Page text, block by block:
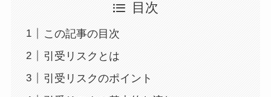
目次
この記事の目次
引受リスクとは
引受リスクのポイント